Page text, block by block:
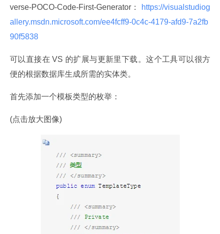
verse-POCO-Code-First-Generator：
https://visualstudiog
allery.msdn.microsoft.com/ee4fcff9-0c4c-4179-afd9-7a2fb
90f5838
可以直接在 VS 的扩展与更新里下载。这个工具可以很方
便的根据数据库生成所需的实体类。
首先添加一个模板类型的枚举：
(点击放大图像)